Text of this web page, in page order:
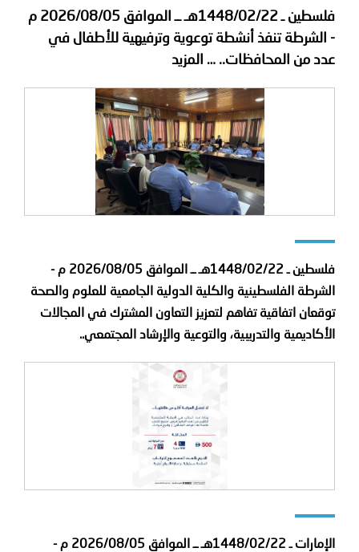
فلسطين ـ 1448/02/22هـ ــ الموافق 2026/08/05 م
- الشرطة تنفذ أنشطة توعوية وترفيهية للأطفال في
عدد من المحافظات.. … المزيد
فلسطين ـ 1448/02/22هـ ــ الموافق 2026/08/05 م -
الشرطة الفلسطينية والكلية الدولية الجامعية للعلوم والصحة
توقعان اتفاقية تفاهم لتعزيز التعاون المشترك في المجالات
الأكاديمية والتدريبية، والتوعية والإرشاد المجتمعي..
الإمارات ـ 1448/02/22هـ ــ الموافق 2026/08/05 م -